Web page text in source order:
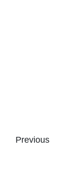
Previous